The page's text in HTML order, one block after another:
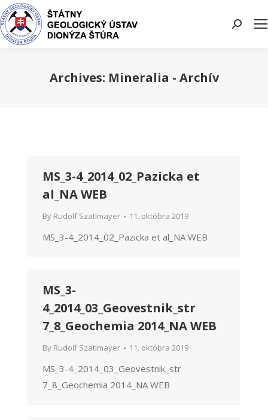
Search:
Archives: Mineralia - Archív
MS_3-4_2014_02_Pazicka et
al_NA WEB
By Rudolf Szatlmayer 11. októbra 2019
MS_3-4_2014_02_Pazicka et al_NA WEB
MS_3-
4_2014_03_Geovestnik_str
7_8_Geochemia 2014_NA WEB
By Rudolf Szatlmayer 11. októbra 2019
MS_3-4_2014_03_Geovestnik_str
7_8_Geochemia 2014_NA WEB